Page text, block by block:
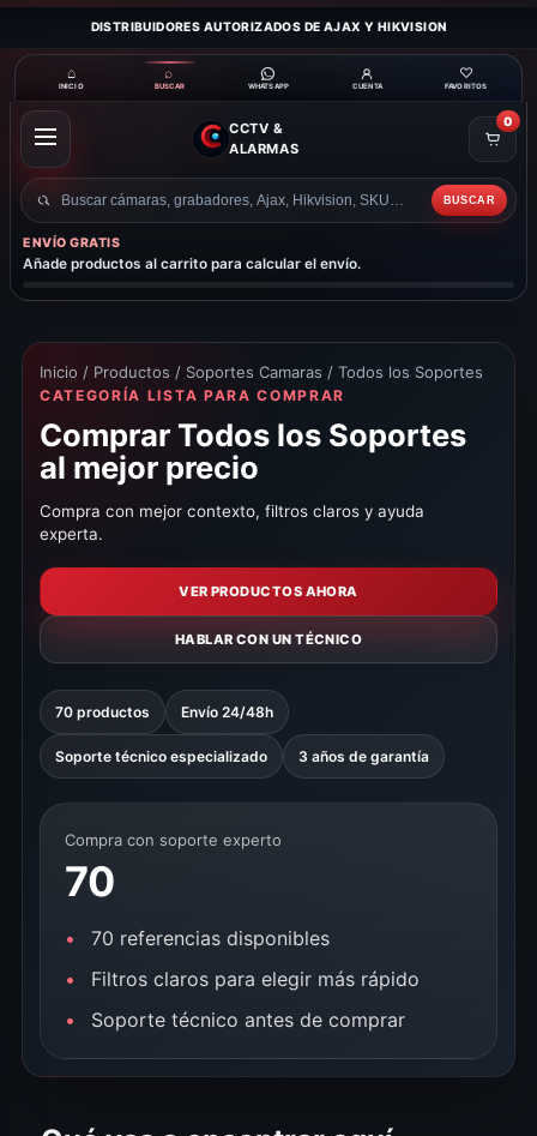
DISTRIBUIDORES AUTORIZADOS DE AJAX Y HIKVISION
⌂
INICIO
⌕
BUSCAR WHATSAPP CUENTA
♡
FAVORITOS
ABRIR
MENÚ
CCTV &
ALARMAS
Buscar
productos
BUSCAR
0
ENVÍO GRATIS
Añade productos al carrito para calcular el envío.
Inicio / Productos / Soportes Camaras / Todos los Soportes
CATEGORÍA LISTA PARA COMPRAR
Comprar Todos los Soportes
al mejor precio
Compra con mejor contexto, filtros claros y ayuda
experta.
VER PRODUCTOS AHORA
HABLAR CON UN TÉCNICO
70 productos Envío 24/48h
Soporte técnico especializado 3 años de garantía
Compra con soporte experto
70
70 referencias disponibles
Filtros claros para elegir más rápido
Soporte técnico antes de comprar